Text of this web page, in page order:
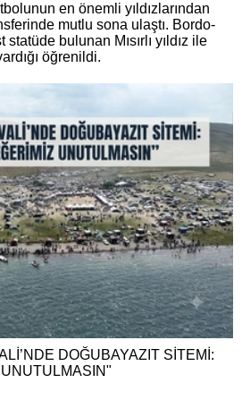
en önemli yıldızlarından
mutlu sona ulaştı. Bordo-
bulunan Mısırlı yıldız ile
öğrenildi.
DOĞUBAYAZIT SİTEMİ: